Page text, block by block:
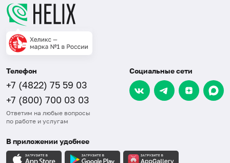
Телефон
+7 (4822) 75 59 03
+7 (800) 700 03 03
Ответим на любые вопросы
по работе и услугам
Социальные сети
В приложении удобнее